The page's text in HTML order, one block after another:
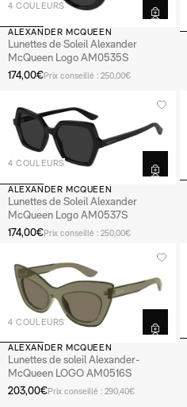
4 COULEURS
ALEXANDER MCQUEEN
Lunettes de Soleil Alexander
McQueen Logo AM0535S
174,00€Prix conseillé : 250,00€
4 COULEURS
ALEXANDER MCQUEEN
Lunettes de Soleil Alexander
McQueen Logo AM0537S
174,00€Prix conseillé : 250,00€
4 COULEURS
ALEXANDER MCQUEEN
Lunettes de soleil Alexander-
McQueen LOGO AM0516S
203,00€Prix conseillé : 290,40€